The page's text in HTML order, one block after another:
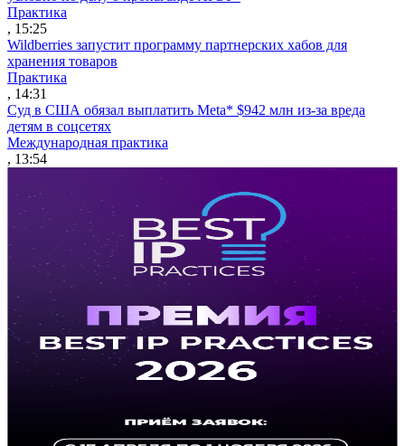
Практика
, 15:25
Wildberries запустит программу партнерских хабов для
хранения товаров
Практика
, 14:31
Суд в США обязал выплатить Meta* $942 млн из-за вреда
детям в соцсетях
Международная практика
, 13:54